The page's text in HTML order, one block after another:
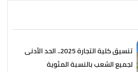
تنسيق كلية التجارة 2025.. الحد الأدنى
لجميع الشعب بالنسبة المئوية